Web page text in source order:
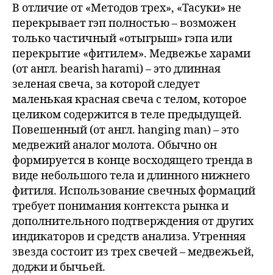
В отличие от «Методов трех», «Тасуки» не
перекрывает гэп полностью – возможен
только частичный «отыгрыш» гэпа или
перекрытие «фитилем». Медвежье харами
(от англ. bearish harami) – это длинная
зеленая свеча, за которой следует
маленькая красная свеча с телом, которое
целиком содержится в теле предыдущей.
Повешенный (от англ. hanging man) – это
медвежий аналог молота. Обычно он
формируется в конце восходящего тренда в
виде небольшого тела и длинного нижнего
фитиля. Использование свечных формаций
требует понимания контекста рынка и
дополнительного подтверждения от других
индикаторов и средств анализа. Утренняя
звезда состоит из трех свечей – медвежьей,
доджи и бычьей.